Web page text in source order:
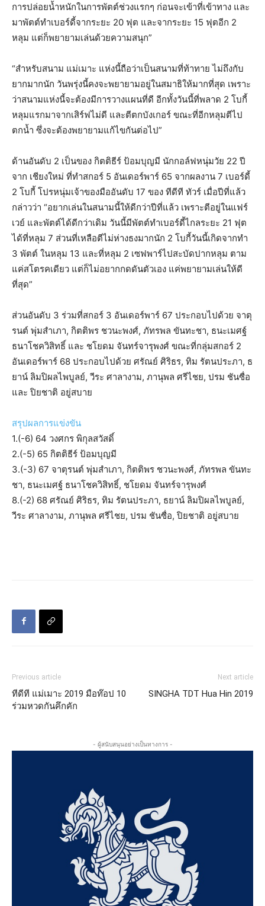
การปล่อยน้ำหนักในการพัตต์ช่วงแรกๆ ก่อนจะเข้าที่เข้าทาง และ
มาพัตต์ทำเบอร์ดี้จากระยะ 20 ฟุต และจากระยะ 15 ฟุตอีก 2
หลุม แต่ก็พยายามเล่นด้วยความสนุก”
“สำหรับสนาม แม่เมาะ แห่งนี้ถือว่าเป็นสนามที่ท้าทาย ไม่ถึงกับ
ยากมากนัก วันพรุ่งนี้คงจะพยายามอยู่ในสมาธิให้มากที่สุด เพราะ
ว่าสนามแห่งนี้จะต้องมีการวางแผนที่ดี อีกทั้งวันนี้ที่พลาด 2 โบกี้
หลุมแรกมาจากเสิร์ฟไม่ดี และตีตกบังเกอร์ ขณะที่อีกหลุมตีไป
ตกน้ำ ซึ่งจะต้องพยายามแก้ไขกันต่อไป”
ด้านอันดับ 2 เป็นของ กิตติธีร์ ป้อมบุญมี นักกอล์ฟหนุ่มวัย 22 ปี
จาก เชียงใหม่ ที่ทำสกอร์ 5 อันเดอร์พาร์ 65 จากผลงาน 7 เบอร์ดี้
2 โบกี้ โปรหนุ่มเจ้าของมืออันดับ 17 ของ ทีดีที ทัวร์ เมื่อปีที่แล้ว
กล่าวว่า “อยากเล่นในสนามนี้ให้ดีกว่าปีที่แล้ว เพราะตีอยู่ในแฟร์
เวย์ และพัตต์ได้ดีกว่าเดิม วันนี้มีพัตต์ทำเบอร์ดี้ไกลระยะ 21 ฟุต
ได้ที่หลุม 7 ส่วนที่เหลือตีไม่ห่างธงมากนัก 2 โบกี้วันนี้เกิดจากทำ
3 พัตต์ ในหลุม 13 และที่หลุม 2 เซฟพาร์ไปสะบัดปากหลุม ตาม
แค่สโตรคเดียว แต่ก็ไม่อยากกดดันตัวเอง แค่พยายามเล่นให้ดี
ที่สุด”
ส่วนอันดับ 3 ร่วมที่สกอร์ 3 อันเดอร์พาร์ 67 ประกอบไปด้วย จาตุ
รนต์ พุ่มสำเภา, กิตติพร ชวนะพงศ์, ภัทรพล ขันทะชา, ธนะเมศฐ์
ธนาโชควิสิทธิ์ และ ชโยดม จันทร์จารุพงศ์ ขณะที่กลุ่มสกอร์ 2
อันเดอร์พาร์ 68 ประกอบไปด้วย ศรัณย์ ศิริธร, ทิม รัตนประภา, ธ
ยาน์ ลิมปิผลไพบูลย์, วีระ ศาลางาม, ภานุพล ศรีไชย, ปรม ชันซื่อ
และ ปิยชาติ อยู่สบาย
สรุปผลการแข่งขัน
1.(-6) 64 วงศกร พิกุลสวัสดิ์
2.(-5) 65 กิตติธีร์ ป้อมบุญมี
3.(-3) 67 จาตุรนต์ พุ่มสำเภา, กิตติพร ชวนะพงศ์, ภัทรพล ขันทะ
ชา, ธนะเมศฐ์ ธนาโชควิสิทธิ์, ชโยดม จันทร์จารุพงศ์
8.(-2) 68 ศรัณย์ ศิริธร, ทิม รัตนประภา, ธยาน์ ลิมปิผลไพบูลย์,
วีระ ศาลางาม, ภานุพล ศรีไชย, ปรม ชันซื่อ, ปิยชาติ อยู่สบาย
Previous article
ทีดีที แม่เมาะ 2019 มือท๊อป 10
ร่วมหวดกันคึกคัก
Next article
SINGHA TDT Hua Hin 2019
- ผู้สนับสนุนอย่างเป็นทางการ -